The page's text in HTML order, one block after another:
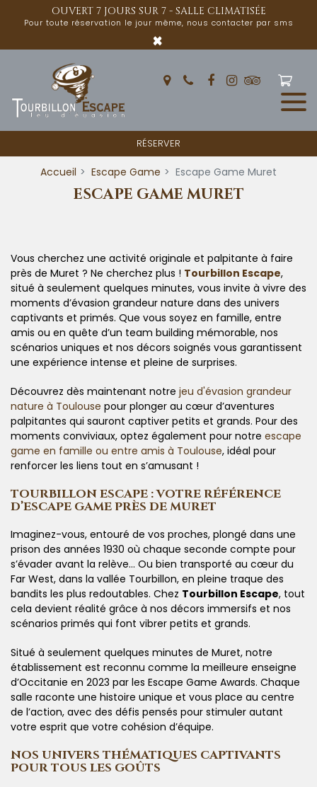
OUVERT 7 JOURS SUR 7 - SALLE CLIMATISÉE
Pour toute réservation le jour même, nous contacter par sms
×
RÉSERVER
Accueil Escape Game Escape Game Muret
ESCAPE GAME MURET
Vous cherchez une activité originale et palpitante à faire
près de Muret ? Ne cherchez plus ! Tourbillon Escape,
situé à seulement quelques minutes, vous invite à vivre des
moments d’évasion grandeur nature dans des univers
captivants et primés. Que vous soyez en famille, entre
amis ou en quête d’un team building mémorable, nos
scénarios uniques et nos décors soignés vous garantissent
une expérience intense et pleine de surprises.
Découvrez dès maintenant notre jeu d'évasion grandeur
nature à Toulouse pour plonger au cœur d’aventures
palpitantes qui sauront captiver petits et grands. Pour des
moments conviviaux, optez également pour notre escape
game en famille ou entre amis à Toulouse, idéal pour
renforcer les liens tout en s’amusant !
TOURBILLON ESCAPE : VOTRE RÉFÉRENCE
D’ESCAPE GAME PRÈS DE MURET
Imaginez-vous, entouré de vos proches, plongé dans une
prison des années 1930 où chaque seconde compte pour
s’évader avant la relève… Ou bien transporté au cœur du
Far West, dans la vallée Tourbillon, en pleine traque des
bandits les plus redoutables. Chez Tourbillon Escape, tout
cela devient réalité grâce à nos décors immersifs et nos
scénarios primés qui font vibrer petits et grands.
Situé à seulement quelques minutes de Muret, notre
établissement est reconnu comme la meilleure enseigne
d’Occitanie en 2023 par les Escape Game Awards. Chaque
salle raconte une histoire unique et vous place au centre
de l’action, avec des défis pensés pour stimuler autant
votre esprit que votre cohésion d’équipe.
NOS UNIVERS THÉMATIQUES CAPTIVANTS
POUR TOUS LES GOÛTS
Panneau de gestion des cookies